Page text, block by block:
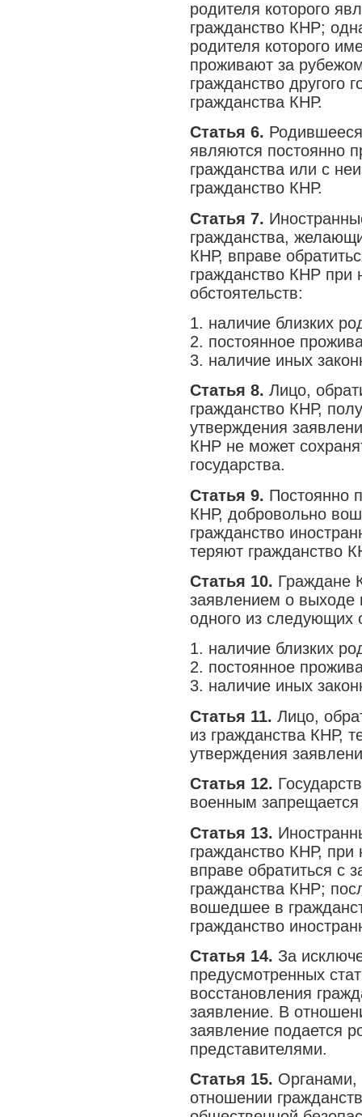
родителя которого
гражданство КНР;
родителя которого
проживают за
гражданство другого
гражданства КНР.
Статья 6.
являются постоянно
гражданства или с
гражданство КНР.
Статья 7.
гражданства,
КНР, вправе
гражданство КНР при
обстоятельств:
1. наличие близких
2. постоянное
3. наличие иных
Статья 8. Лицо,
гражданство КНР,
утверждения
КНР не может
государства.
Статья 9. Постоянно
КНР, добровольно
гражданство
теряют гражданство
Статья 10. Граждане
заявлением о выходе
одного из следующих
1. наличие близких
2. постоянное
3. наличие иных
Статья 11. Лицо,
из гражданства КНР,
утверждения
Статья 12.
военным
Статья 13.
гражданство КНР, при
вправе обратиться с
гражданства КНР;
вошедшее в
гражданство
Статья 14. За
предусмотренных
восстановления
заявление. В
заявление подается
представителями.
Статья 15.
отношении